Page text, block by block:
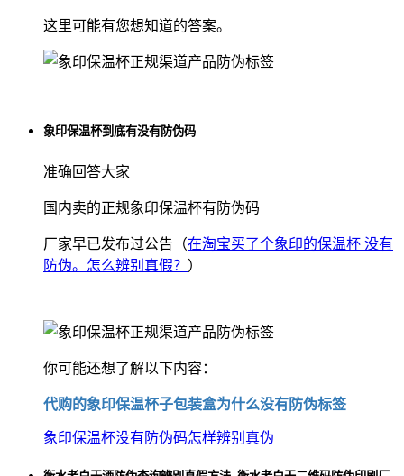
这里可能有您想知道的答案。
象印保温杯到底有没有防伪码
准确回答大家
国内卖的正规象印保温杯有防伪码
厂家早已发布过公告（在淘宝买了个象印的保温杯 没有
防伪。怎么辨别真假？ ）
你可能还想了解以下内容：
代购的象印保温杯子包装盒为什么没有防伪标签
象印保温杯没有防伪码怎样辨别真伪